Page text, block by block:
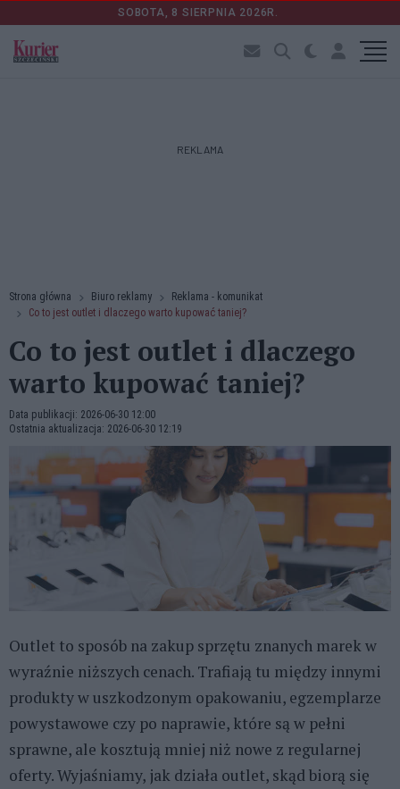
SOBOTA, 8 SIERPNIA 2026R.
REKLAMA
Strona główna Biuro reklamy
Reklama - komunikat
Co to jest outlet i dlaczego warto kupować taniej?
Co to jest outlet i dlaczego
warto kupować taniej?
Data publikacji: 2026-06-30 12:00
Ostatnia aktualizacja: 2026-06-30 12:19
Outlet to sposób na zakup sprzętu znanych marek w
wyraźnie niższych cenach. Trafiają tu między innymi
produkty w uszkodzonym opakowaniu, egzemplarze
powystawowe czy po naprawie, które są w pełni
sprawne, ale kosztują mniej niż nowe z regularnej
oferty. Wyjaśniamy, jak działa outlet, skąd biorą się